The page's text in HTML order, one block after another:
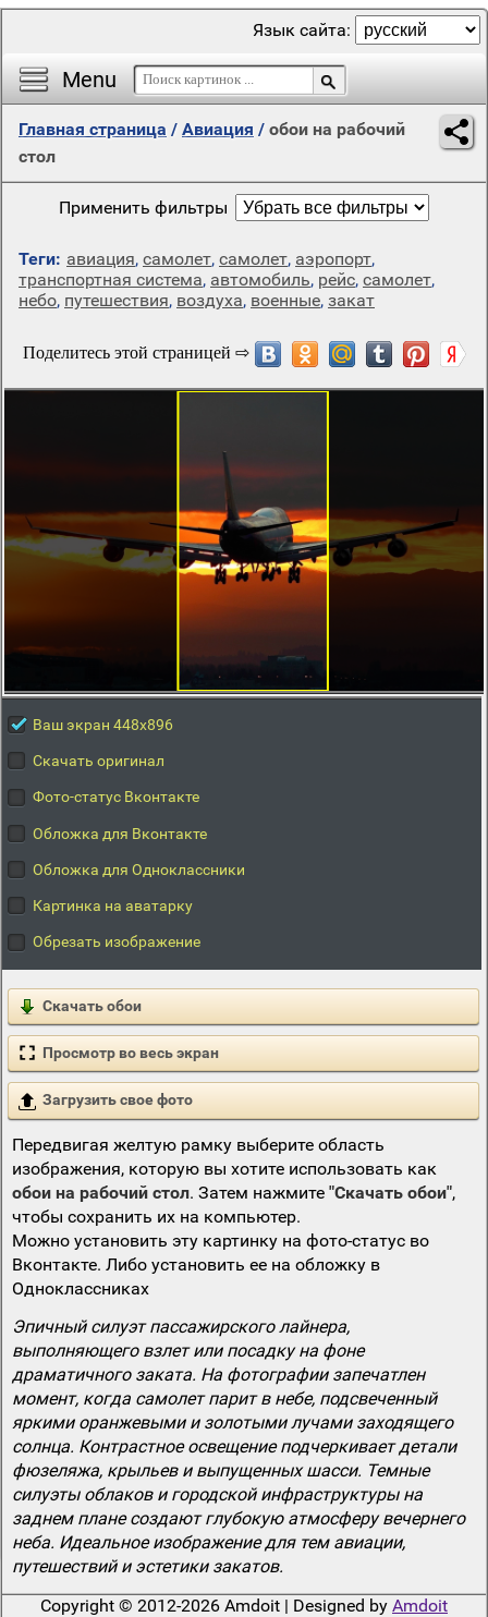
Menu
Язык сайта:
Главная страница / Авиация / обои на рабочий
стол
Применить фильтры
Теги: авиация, самолет, самолет, аэропорт,
транспортная система, автомобиль, рейс, самолет,
небо, путешествия, воздуха, военные, закат
Ваш экран 448x896
Скачать оригинал
Фото-статус Вконтакте
Обложка для Вконтакте
Обложка для Одноклассники
Картинка на аватарку
Обрезать изображение
Скачать обои
Просмотр во весь экран
Загрузить свое фото
Передвигая желтую рамку выберите область
изображения, которую вы хотите использовать как
обои на рабочий стол. Затем нажмите "Скачать обои",
чтобы сохранить их на компьютер.
Можно установить эту картинку на фото-статус во
Вконтакте. Либо установить ее на обложку в
Одноклассниках
Эпичный силуэт пассажирского лайнера,
выполняющего взлет или посадку на фоне
драматичного заката. На фотографии запечатлен
момент, когда самолет парит в небе, подсвеченный
яркими оранжевыми и золотыми лучами заходящего
солнца. Контрастное освещение подчеркивает детали
фюзеляжа, крыльев и выпущенных шасси. Темные
силуэты облаков и городской инфраструктуры на
заднем плане создают глубокую атмосферу вечернего
неба. Идеальное изображение для тем авиации,
путешествий и эстетики закатов.
Copyright © 2012-2026 Amdoit | Designed by Amdoit